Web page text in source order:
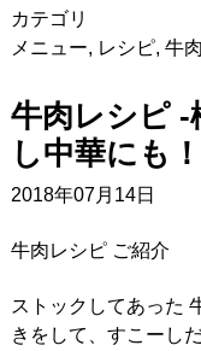
カテゴリ
メニュー, レシピ, 牛肉
牛肉レシピ
し中華に
2018年07月14日
牛肉レシピ ご紹介
ストックしてあった
きをして、すこーし